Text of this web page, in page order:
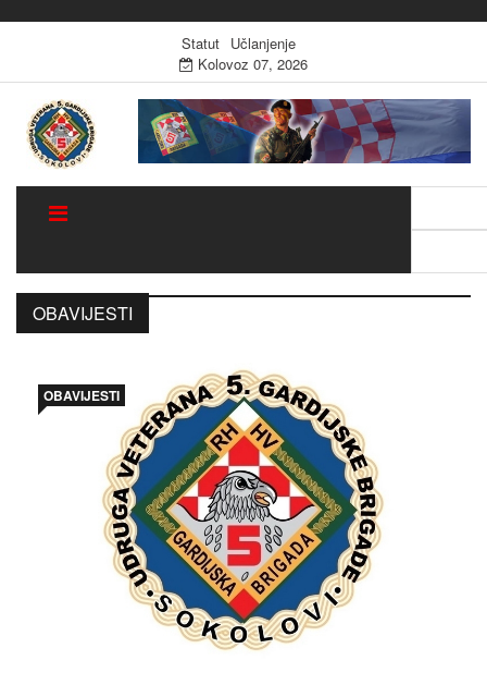
Statut
Učlanjenje
Kolovoz 07, 2026
OBAVIJESTI
OBAVIJESTI